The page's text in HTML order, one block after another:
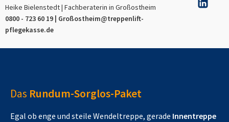
Heike Bielenstedt | Fachberaterin in Großostheim
0800 - 723 60 19 | Großostheim@treppenlift-
pflegekasse.de
Das Rundum-Sorglos-Paket
Egal ob enge und steile Wendeltreppe, gerade Innentreppe